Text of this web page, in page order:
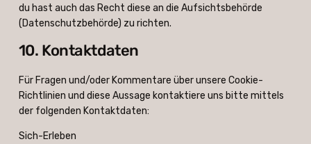
du hast auch das Recht diese an die Aufsichtsbehörde
(Datenschutzbehörde) zu richten.
10. Kontaktdaten
Für Fragen und/oder Kommentare über unsere Cookie-
Richtlinien und diese Aussage kontaktiere uns bitte mittels
der folgenden Kontaktdaten:
Sich-Erleben